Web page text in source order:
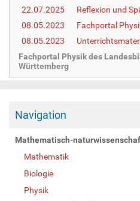
:
22.07.2025
Reflexion und
08.05.2023
Fachportal
08.05.2023
Fachportal Physik des
Württemberg
Navigation
Mathematisch-
Mathematik
Biologie
Physik